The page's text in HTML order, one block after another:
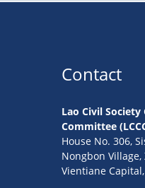
Contact
Lao Civil
Committee
House No. 306,
Nongbon
Vientiane Capital,